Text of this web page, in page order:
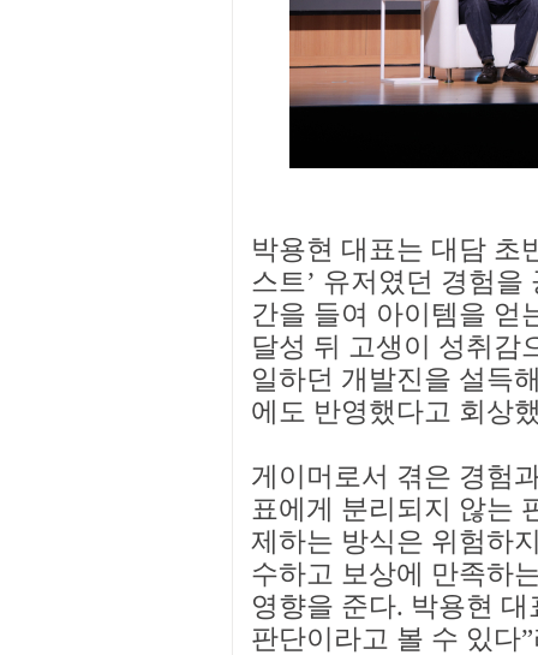
박용현 대표는 대담 초
스트’ 유저였던 경험
간을 들여 아이템을 얻
달성 뒤 고생이 성취감
일하던 개발진을 설득
에도 반영했다고 회상
게이머로서 겪은 경험
표에게 분리되지 않는
제하는 방식은 위험하
수하고 보상에 만족하
영향을 준다. 박용현
판단이라고 볼 수 있다